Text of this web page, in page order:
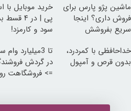
ماشین پژو پارس برای
فروش داری؟ اینجا
سریع بفروشش
خرید موبایل با
پی | در ۴
سود و کارمزد!
خداحافظی با کمردرد،
بدون قرص و آمپول
تا 3میلیارد وام
در گردش
=> فروشگاهت